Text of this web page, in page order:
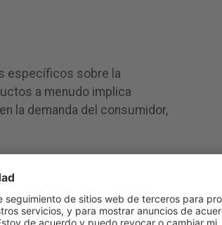
específicos sobre la
a menudo implica
la demanda del consumidor,